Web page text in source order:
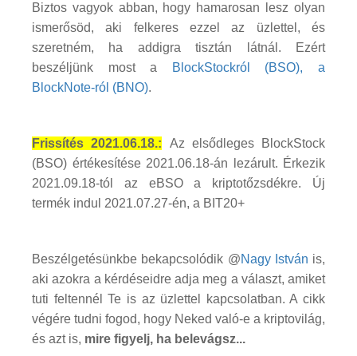
Biztos vagyok abban, hogy hamarosan lesz olyan
ismerősöd, aki felkeres ezzel az üzlettel, és
szeretném, ha addigra tisztán látnál. Ezért
beszéljünk most a
BlockStockról (BSO), a
BlockNote-ról (BNO).
Frissítés 2021.06.18.:
Az elsődleges BlockStock
(BSO) értékesítése 2021.06.18-án lezárult. Érkezik
2021.09.18-tól az eBSO a kriptotőzsdékre. Új
termék indul 2021.07.27-én, a BIT20+
Beszélgetésünkbe bekapcsolódik @Nagy István is,
aki azokra a kérdéseidre adja meg a választ, amiket
tuti feltennél Te is az üzlettel kapcsolatban. A cikk
végére tudni fogod, hogy Neked való-e a kriptovilág,
és azt is, mire figyelj, ha belevágsz...